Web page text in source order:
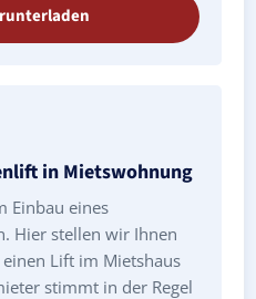
in Mietswohnung
Einbau eines
Hier stellen wir Ihnen
Lift im Mietshaus
stimmt in der Regel